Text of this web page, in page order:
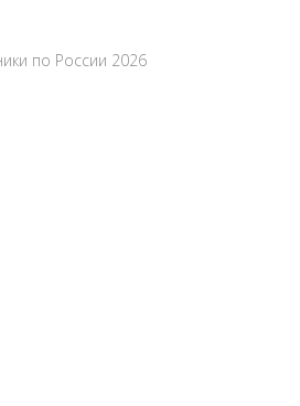
по России 2026